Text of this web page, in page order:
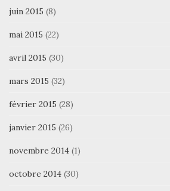
juin 2015 (8)
mai 2015 (22)
avril 2015 (30)
mars 2015 (32)
février 2015 (28)
janvier 2015 (26)
novembre 2014 (1)
octobre 2014 (30)